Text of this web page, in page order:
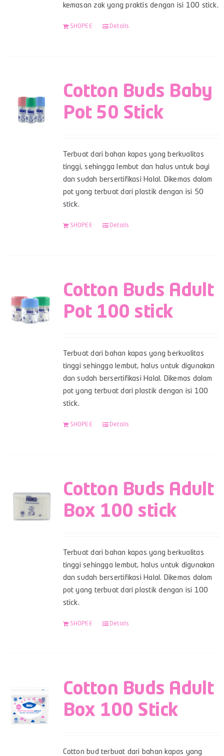
kemasan zak yang praktis dengan isi 100 stick.
SHOPEE Details
Cotton Buds Baby
Pot 50 Stick
Terbuat dari bahan kapas yang berkualitas
tinggi, sehingga lembut dan halus untuk bayi
dan sudah bersertifikasi Halal. Dikemas dalam
pot yang terbuat dari plastik dengan isi 50
stick.
SHOPEE Details
Cotton Buds Adult
Pot 100 stick
Terbuat dari bahan kapas yang berkualitas
tinggi sehingga lembut, halus untuk digunakan
dan sudah bersertifikasi Halal. Dikemas dalam
pot yang terbuat dari plastik dengan isi 100
stick.
SHOPEE Details
Cotton Buds Adult
Box 100 stick
Terbuat dari bahan kapas yang berkualitas
tinggi sehingga lembut, halus untuk digunakan
dan sudah bersertifikasi Halal. Dikemas dalam
pot yang terbuat dari plastik dengan isi 100
stick.
SHOPEE Details
Cotton Buds Adult
Box 100 Stick
Cotton bud terbuat dari bahan kapas yang